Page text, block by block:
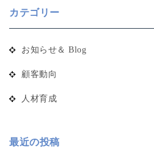
カテゴリー
お知らせ＆ Blog
顧客動向
人材育成
最近の投稿